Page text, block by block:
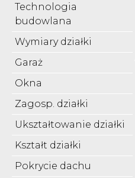
Technologia
budowlana
Wymiary działki
Garaż
Okna
Zagosp. działki
Ukształtowanie działki
Kształt działki
Pokrycie dachu